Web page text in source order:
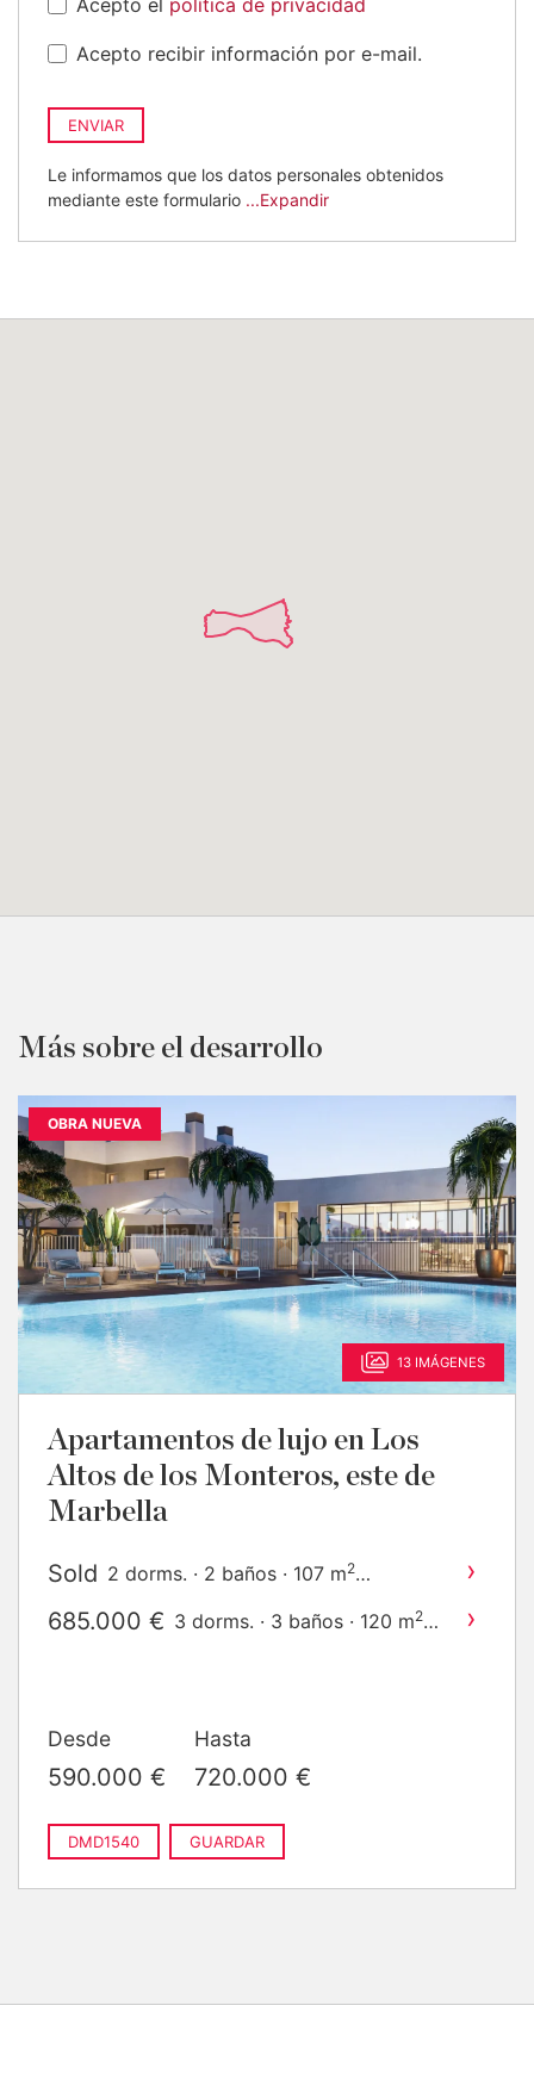
Acepto recibir información por e-mail.
ENVIAR
Le informamos que los datos personales obtenidos
mediante este formulario ...Expandir
Más sobre el desarrollo
OBRA NUEVA
13 IMÁGENES
Apartamentos de lujo en Los
Altos de los Monteros, este de
Marbella
Sold 2 dorms. · 2 baños · 107 m2 ›
685.000 € 3 dorms. · 3 baños · 120 m2 ›
Desde
590.000 €
Hasta
720.000 €
DMD1540 GUARDAR